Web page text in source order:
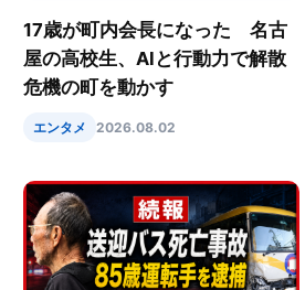
17歳が町内会長になった 名古
屋の高校生、AIと行動力で解散
危機の町を動かす
エンタメ 2026.08.02